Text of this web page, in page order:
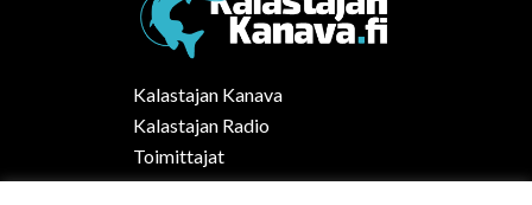
Kalastajan Kanava
Kalastajan Radio
Toimittajat
Kalaruoka